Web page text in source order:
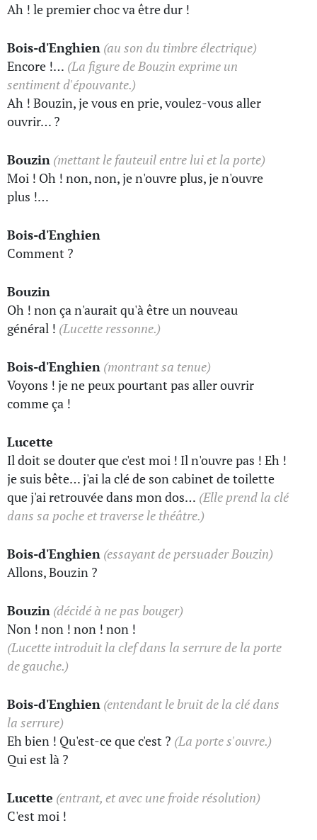
Ah ! le premier choc va être dur !
Bois-d'Enghien (au son du timbre électrique)
Encore !… (La figure de Bouzin exprime un
sentiment d'épouvante.)
Ah ! Bouzin, je vous en prie, voulez-vous aller
ouvrir… ?
Bouzin (mettant le fauteuil entre lui et la porte)
Moi ! Oh ! non, non, je n'ouvre plus, je n'ouvre
plus !…
Bois-d'Enghien
Comment ?
Bouzin
Oh ! non ça n'aurait qu'à être un nouveau
général ! (Lucette ressonne.)
Bois-d'Enghien (montrant sa tenue)
Voyons ! je ne peux pourtant pas aller ouvrir
comme ça !
Lucette
Il doit se douter que c'est moi ! Il n'ouvre pas ! Eh !
je suis bête… j'ai la clé de son cabinet de toilette
que j'ai retrouvée dans mon dos… (Elle prend la clé
dans sa poche et traverse le théâtre.)
Bois-d'Enghien (essayant de persuader Bouzin)
Allons, Bouzin ?
Bouzin (décidé à ne pas bouger)
Non ! non ! non ! non !
(Lucette introduit la clef dans la serrure de la porte
de gauche.)
Bois-d'Enghien (entendant le bruit de la clé dans
la serrure)
Eh bien ! Qu'est-ce que c'est ? (La porte s'ouvre.)
Qui est là ?
Lucette (entrant, et avec une froide résolution)
C'est moi !